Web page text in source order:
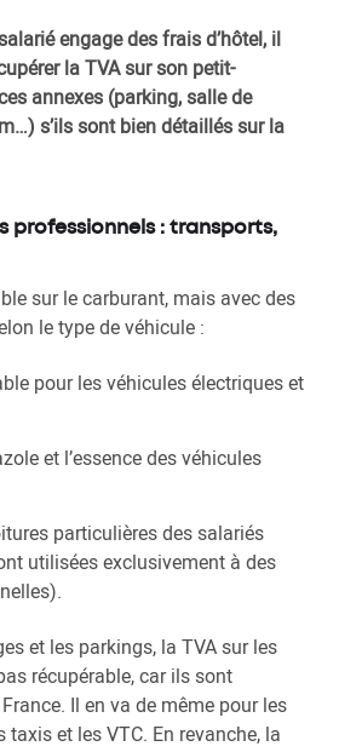
engage des frais d’hôtel, il
la TVA sur son petit-
annexes (parking, salle de
s’ils sont bien détaillés sur la
professionnels : transports,
sur le carburant, mais avec des
le type de véhicule :
pour les véhicules électriques et
et l’essence des véhicules
particulières des salariés
utilisées exclusivement à des
et les parkings, la TVA sur les
récupérable, car ils sont
Il en va de même pour les
taxis et les VTC. En revanche, la